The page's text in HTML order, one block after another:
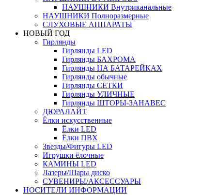
НАУШНИКИ Внутриканальные
НАУШНИКИ Полноразмерные
СЛУХОВЫЕ АППАРАТЫ
НОВЫЙ ГОД
Гирлянды
Гирлянды LED
Гирлянды БАХРОМА
Гирлянды НА БАТАРЕЙКАХ
Гирлянды обычные
Гирлянды СЕТКИ
Гирлянды УЛИЧНЫЕ
Гирлянды ШТОРЫ-ЗАНАВЕС
ДЮРАЛАЙТ
Ёлки искусственные
Ёлки LED
Ёлки ПВХ
Звезды/Фигуры LED
Игрушки ёлочные
КАМИНЫ LED
Лазеры/Шары диско
СУВЕНИРЫ/АКСЕССУАРЫ
НОСИТЕЛИ ИНФОРМАЦИИ